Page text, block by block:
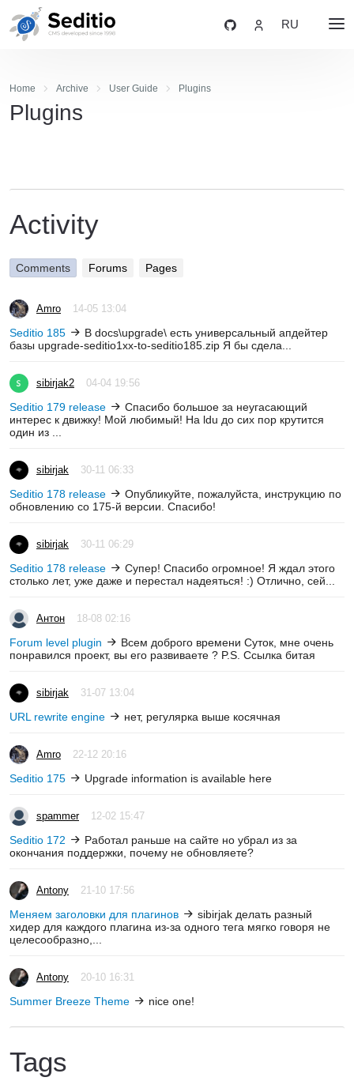
RU
Home Archive User Guide Plugins
Plugins
Activity
Comments Forums Pages
Amro 14-05 13:04
Seditio 185
В docs\upgrade\ есть универсальный апдейтер
базы upgrade-seditio1xx-to-seditio185.zip Я бы сдела...
sibirjak2 04-04 19:56
Seditio 179 release
Спасибо большое за неугасающий
интерес к движку! Мой любимый! На ldu до сих пор крутится
один из ...
sibirjak 30-11 06:33
Seditio 178 release
Опубликуйте, пожалуйста, инструкцию по
обновлению со 175-й версии. Спасибо!
sibirjak 30-11 06:29
Seditio 178 release
Супер! Спасибо огромное! Я ждал этого
столько лет, уже даже и перестал надеяться! :) Отлично, сей...
Антон 18-08 02:16
Forum level plugin
Всем доброго времени Суток, мне очень
понравился проект, вы его развиваете ? P.S. Ссылка битая
sibirjak 31-07 13:04
URL rewrite engine нет, регулярка выше косячная
Amro 22-12 20:16
Seditio 175 Upgrade information is available here
spammer 12-02 15:47
Seditio 172
Работал раньше на сайте но убрал из за
окончания поддержки, почему не обновляете?
Antony 21-10 17:56
Меняем заголовки для плагинов
sibirjak делать разный
хидер для каждого плагина из-за одного тега мягко говоря не
целесообразно,...
Antony 20-10 16:31
Summer Breeze Theme nice one!
Tags